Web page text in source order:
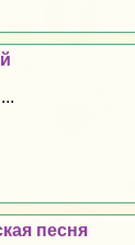
песня